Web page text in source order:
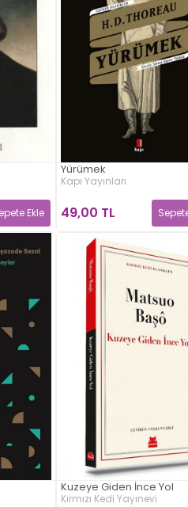
Ekle
Yürümek
Kapı Yayınları
49,00 TL
Kuzeye Giden İnce Yol
Kırmızı Kedi Yayınevi